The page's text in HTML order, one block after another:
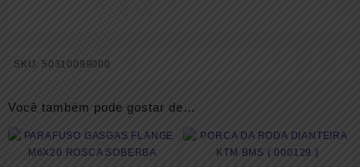
SKU: 50310099000
Você também pode gostar de…